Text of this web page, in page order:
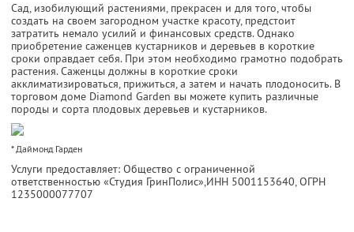
Сад, изобилующий растениями, прекрасен и для того, чтобы
создать на своем загородном участке красоту, предстоит
затратить немало усилий и финансовых средств. Однако
приобретение саженцев кустарников и деревьев в короткие
сроки оправдает себя. При этом необходимо грамотно подобрать
растения. Саженцы должны в короткие сроки
акклиматизироваться, прижиться, а затем и начать плодоносить. В
торговом доме Diamond Garden вы можете купить различные
породы и сорта плодовых деревьев и кустарников.
* Даймонд Гарден
Услуги предоставляет: Общество с ограниченной
ответственностью «Студия ГринПолис»,ИНН 5001153640, ОГРН
1235000077707